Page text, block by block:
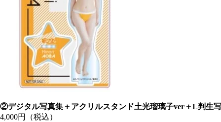
②デジタル写真集＋アクリルスタンド土光瑠璃子ver＋L判生
4,000円（税込）